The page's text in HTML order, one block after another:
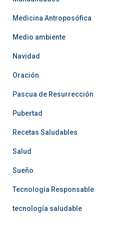
Medicina Antroposófica
Medio ambiente
Navidad
Oración
Pascua de Resurrección
Pubertad
Recetas Saludables
Salud
Sueño
Tecnología Responsable
tecnología saludable